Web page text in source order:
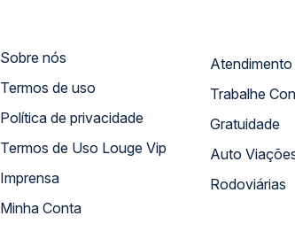
Sobre nós
Termos de uso
Política de privacidade
Termos de Uso Louge Vip
Imprensa
Minha Conta
Trabalhe
Gratuidade
Auto
Rodoviárias